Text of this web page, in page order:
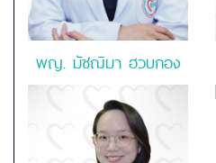
พญ. มัชฌิมา ฮวบกอง